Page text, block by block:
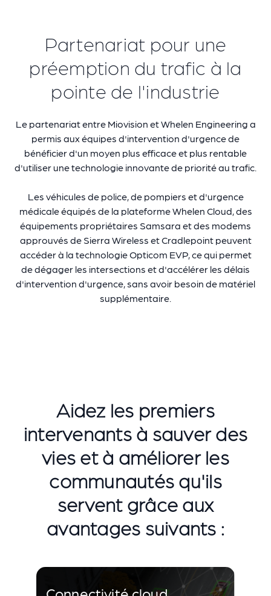
Partenariat pour une
préemption du trafic à la
pointe de l'industrie
Le partenariat entre Miovision etWhelen Engineering a
permis aux équipes d'intervention d'urgence de
bénéficier d'un moyen plus efficace et plus rentable
d'utiliser une technologie innovante de priorité au trafic.
Les véhicules de police, de pompiers et d'urgence
médicale équipés de la plateforme Whelen Cloud, des
équipements propriétaires Samsara et des modems
approuvés de Sierra Wireless et Cradlepointpeuvent
accéder à la technologie Opticom EVP, ce qui permet
de dégager les intersections et d'accélérer les délais
d'intervention d'urgence, sans avoir besoin de matériel
supplémentaire.
Aidez les premiers
intervenants à sauver des
vies et à améliorer les
communautés qu'ils
servent grâce aux
avantages suivants :
Connectivité cloud